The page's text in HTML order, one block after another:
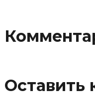
Оставить